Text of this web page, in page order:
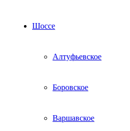
Шоссе
Алтуфьевское
Боровское
Варшавское